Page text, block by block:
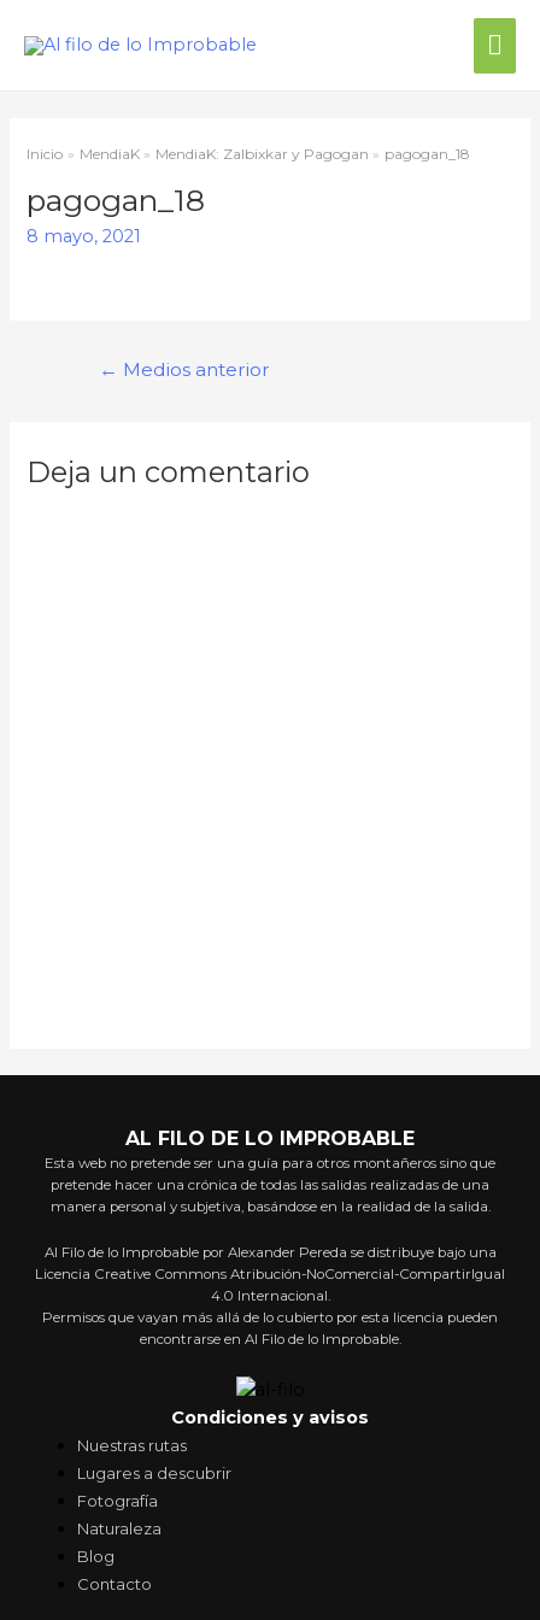
Inicio MendiaK MendiaK: Zalbixkar y Pagogan pagogan_18
pagogan_18
8 mayo, 2021
Navegación
← Medios anterior
Deja un comentario
AL FILO DE LO IMPROBABLE
Esta web no pretende ser una guía para otros montañeros sino que
pretende hacer una crónica de todas las salidas realizadas de una
manera personal y subjetiva, basándose en la realidad de la salida.
Al Filo de lo Improbable por Alexander Pereda se distribuye bajo una
Licencia Creative Commons Atribución-NoComercial-CompartirIgual
4.0 Internacional.
Permisos que vayan más allá de lo cubierto por esta licencia pueden
encontrarse en Al Filo de lo Improbable.
Condiciones y avisos
Nuestras rutas
Lugares a descubrir
Fotografía
Naturaleza
Blog
Contacto